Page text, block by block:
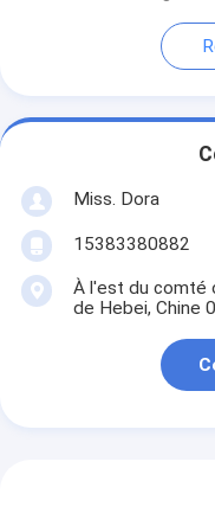
Miss. Dora
15383380882
À l'est du comté
de Hebei, Chine